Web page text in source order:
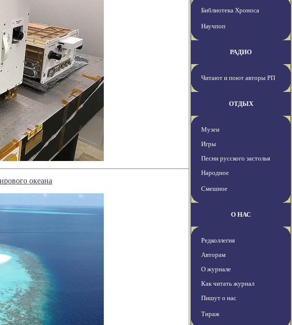
океана
Библиотека Хроноса
Научпоп
РАДИО
Читают и поют авторы РП
ОТДЫХ
Музеи
Игры
Песни русского застолья
Народное
Смешное
О НАС
Редколлегия
Авторам
О журнале
Как читать журнал
Пишут о нас
Тираж